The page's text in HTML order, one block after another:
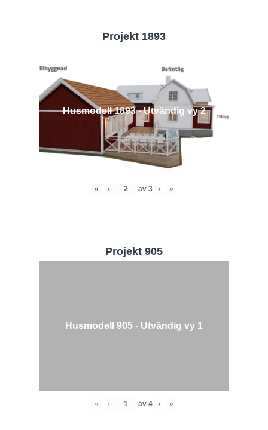
Projekt 1893
Husmodell 1893 - Utvändig vy 2
« ‹ av 3 › »
Projekt 905
Husmodell 905 - Utvändig vy 1
« ‹ av 4 › »